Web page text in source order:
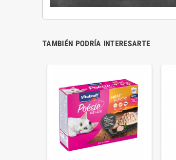
TAMBIÉN PODRÍA INTERESARTE